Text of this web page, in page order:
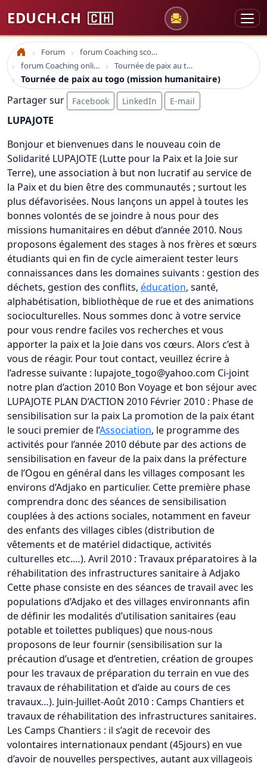
EDUCH.CH 🇨🇭
Accueil Forum
forum Coaching scolaire
forum Coaching online formation professionelle emploi education
Tournée de paix au togo (mission humanitaire)
Tournée de paix au togo (mission humanitaire)
Partager sur Facebook LinkedIn E-mail
LUPAJOTE
Bonjour et bienvenues dans le nouveau coin de
Solidarité LUPAJOTE (Lutte pour la Paix et la Joie sur
Terre), une association à but non lucratif au service de
la Paix et du bien être des communautés ; surtout les
plus défavorisées. Nous lançons un appel à toutes les
bonnes volontés de se joindre à nous pour des
missions humanitaires en début d’année 2010. Nous
proposons également des stages à nos frères et sœurs
étudiants qui en fin de cycle aimeraient tester leurs
connaissances dans les domaines suivants : gestion des
déchets, gestion des conflits, éducation, santé,
alphabétisation, bibliothèque de rue et des animations
socioculturelles. Nous sommes donc à votre service
pour vous rendre faciles vos recherches et vous
apporter la paix et la Joie dans vos cœurs. Alors c’est à
vous de réagir. Pour tout contact, veuillez écrire à
l’adresse suivante : lupajote_togo@yahoo.com Ci-joint
notre plan d’action 2010 Bon Voyage et bon séjour avec
LUPAJOTE PLAN D’ACTION 2010 Février 2010 : Phase de
sensibilisation sur la paix La promotion de la paix étant
le souci premier de l’Association, le programme des
activités pour l’année 2010 débute par des actions de
sensibilisation en faveur de la paix dans la préfecture
de l’Ogou en général dans les villages composant les
environs d’Adjako en particulier. Cette première phase
comprendra donc des séances de sensibilisation
couplées à des actions sociales, notamment en faveur
des enfants des villages cibles (distribution de
vêtements et de matériel didactique, activités
culturelles etc.…). Avril 2010 : Travaux préparatoires à la
réhabilitation des infrastructures sanitaire à Adjako
Cette phase consiste en des séances de travail avec les
populations d’Adjako et des villages environnants afin
de définir les modalités d’utilisation sanitaires (eau
potable et toilettes publiques) que nous-nous
proposons de leur fournir (sensibilisation sur la
précaution d’usage et d’entretien, création de groupes
pour les travaux de préparation du terrain en vue des
travaux de réhabilitation et d’aide au cours de ces
travaux…). Juin-Juillet-Août 2010 : Camps Chantiers et
travaux de réhabilitation des infrastructures sanitaires.
Les Camps Chantiers : il s’agit de recevoir des
volontaires internationaux pendant (45jours) en vue
d’avoir de nouvelles perspectives, autant aux villageois